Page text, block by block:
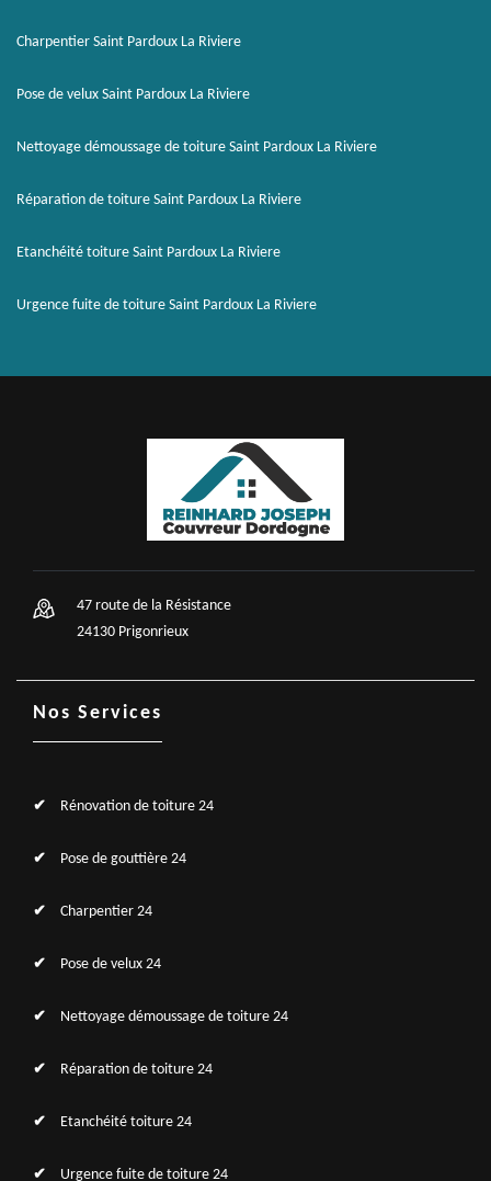
Charpentier Saint Pardoux La Riviere
Pose de velux Saint Pardoux La Riviere
Nettoyage démoussage de toiture Saint Pardoux La Riviere
Réparation de toiture Saint Pardoux La Riviere
Etanchéité toiture Saint Pardoux La Riviere
Urgence fuite de toiture Saint Pardoux La Riviere
47 route de la Résistance
24130 Prigonrieux
Nos Services
Rénovation de toiture 24
Pose de gouttière 24
Charpentier 24
Pose de velux 24
Nettoyage démoussage de toiture 24
Réparation de toiture 24
Etanchéité toiture 24
Urgence fuite de toiture 24